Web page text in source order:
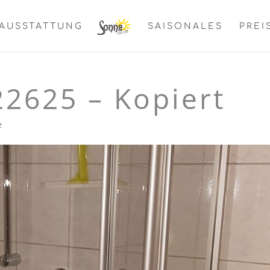
SAISONALES
– Kopiert